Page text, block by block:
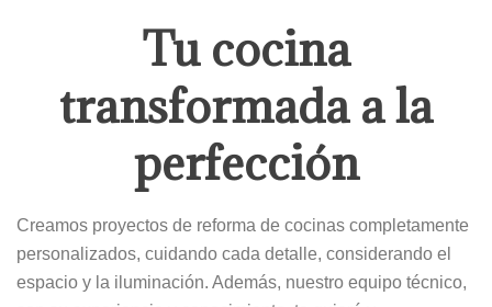
Tu cocina
transformada a la
perfección
Creamos proyectos de reforma de cocinas completamente
personalizados, cuidando cada detalle, considerando el
espacio y la iluminación. Además, nuestro equipo técnico,